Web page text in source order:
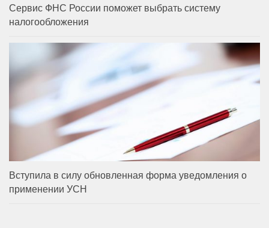
Сервис ФНС России поможет выбрать систему
налогообложения
Вступила в силу обновленная форма уведомления о
применении УСН